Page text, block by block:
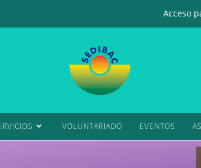
Acceso
VOLUNTARIADO EVENTOS